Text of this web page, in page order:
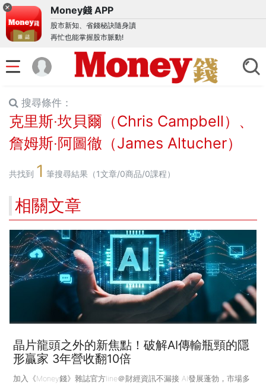
Money錢 APP
股市新知、省錢秘訣隨身讀
再忙也能掌握股市脈動!
搜尋條件：
克里斯‧坎貝爾（Chris Campbell）、
詹姆斯‧阿圖徹（James Altucher）
共找到 1 筆搜尋結果（1文章/0商品/0課程）
相關文章
晶片龍頭之外的新焦點！破解AI傳輸瓶頸的隱
形贏家 3年營收翻10倍
加入《Money錢》雜誌官方line＠財經資訊不漏接 AI發展蓬勃，市場多